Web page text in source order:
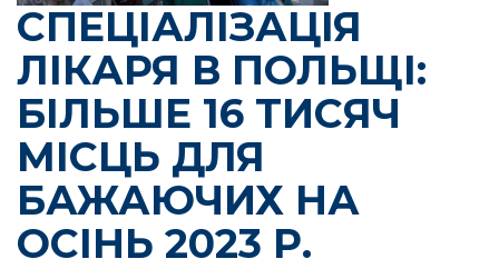
СПЕЦІАЛІЗАЦІЯ
ЛІКАРЯ В ПОЛЬЩІ:
БІЛЬШЕ 16 ТИСЯЧ
МІСЦЬ ДЛЯ
БАЖАЮЧИХ НА
ОСІНЬ 2023 Р.